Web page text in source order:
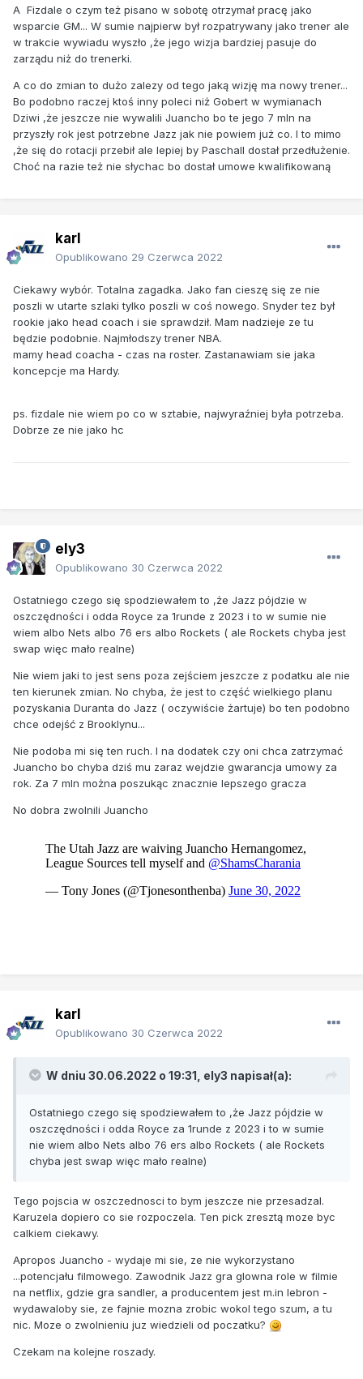
A Fizdale o czym też pisano w sobotę otrzymał pracę jako
wsparcie GM... W sumie najpierw był rozpatrywany jako trener ale
w trakcie wywiadu wyszło ,że jego wizja bardziej pasuje do
zarządu niż do trenerki.
A co do zmian to dużo zalezy od tego jaką wizję ma nowy trener...
Bo podobno raczej ktoś inny poleci niż Gobert w wymianach
Dziwi ,że jeszcze nie wywalili Juancho bo te jego 7 mln na
przyszły rok jest potrzebne Jazz jak nie powiem już co. I to mimo
,że się do rotacji przebił ale lepiej by Paschall dostał przedłużenie.
Choć na razie też nie słychac bo dostał umowe kwalifikowaną
karl
Opublikowano 29 Czerwca 2022
Ciekawy wybór. Totalna zagadka. Jako fan cieszę się ze nie
poszli w utarte szlaki tylko poszli w coś nowego. Snyder tez był
rookie jako head coach i sie sprawdził. Mam nadzieje ze tu
będzie podobnie. Najmłodszy trener NBA.
mamy head coacha - czas na roster. Zastanawiam sie jaka
koncepcje ma Hardy.
ps. fizdale nie wiem po co w sztabie, najwyraźniej była potrzeba.
Dobrze ze nie jako hc
ely3
Opublikowano 30 Czerwca 2022
Ostatniego czego się spodziewałem to ,że Jazz pójdzie w
oszczędności i odda Royce za 1runde z 2023 i to w sumie nie
wiem albo Nets albo 76 ers albo Rockets ( ale Rockets chyba jest
swap więc mało realne)
Nie wiem jaki to jest sens poza zejściem jeszcze z podatku ale nie
ten kierunek zmian. No chyba, że jest to część wielkiego planu
pozyskania Duranta do Jazz ( oczywiście żartuje) bo ten podobno
chce odejść z Brooklynu...
Nie podoba mi się ten ruch. I na dodatek czy oni chca zatrzymać
Juancho bo chyba dziś mu zaraz wejdzie gwarancja umowy za
rok. Za 7 mln można poszukąc znacznie lepszego gracza
No dobra zwolnili Juancho
karl
Opublikowano 30 Czerwca 2022
W dniu 30.06.2022 o 19:31, ely3 napisał(a):
Ostatniego czego się spodziewałem to ,że Jazz pójdzie w
oszczędności i odda Royce za 1runde z 2023 i to w sumie
nie wiem albo Nets albo 76 ers albo Rockets ( ale Rockets
chyba jest swap więc mało realne)
Tego pojscia w oszczednosci to bym jeszcze nie przesadzal.
Karuzela dopiero co sie rozpoczela. Ten pick zresztą moze byc
calkiem ciekawy.
Apropos Juancho - wydaje mi sie, ze nie wykorzystano
...potencjału filmowego. Zawodnik Jazz gra glowna role w filmie
na netflix, gdzie gra sandler, a producentem jest m.in lebron -
wydawaloby sie, ze fajnie mozna zrobic wokol tego szum, a tu
nic. Moze o zwolnieniu juz wiedzieli od poczatku?
Czekam na kolejne roszady.